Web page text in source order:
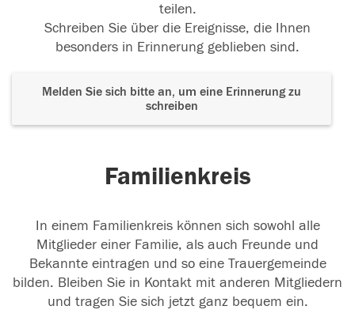
teilen.
Schreiben Sie über die Ereignisse, die Ihnen
besonders in Erinnerung geblieben sind.
Melden Sie sich bitte an, um eine Erinnerung zu
schreiben
Familienkreis
In einem Familienkreis können sich sowohl alle
Mitglieder einer Familie, als auch Freunde und
Bekannte eintragen und so eine Trauergemeinde
bilden. Bleiben Sie in Kontakt mit anderen Mitgliedern
und tragen Sie sich jetzt ganz bequem ein.